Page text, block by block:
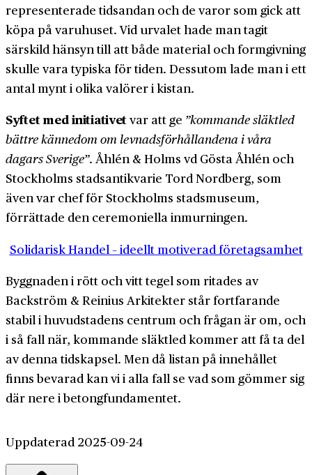
representerade tidsandan och de varor som gick att
köpa på varuhuset. Vid urvalet hade man tagit
särskild hänsyn till att både material och formgivning
skulle vara typiska för tiden. Dessutom lade man i ett
antal mynt i olika valörer i kistan.
Syftet med initiativetvar att ge ”kommande släktled
bättre kännedom om levnadsförhållandena i våra
dagars Sverige”. Åhlén & Holms vd Gösta Åhlén och
Stockholms stadsantikvarie Tord Nordberg, som
även var chef för Stockholms stadsmuseum,
förrättade den ceremoniella inmurningen.
Solidarisk Handel – ideellt motiverad företagsamhet
Byggnaden i rött och vitt tegel som ritades av
Backström & Reinius Arkitekter står fortfarande
stabil i huvudstadens centrum och frågan är om, och
i så fall när, kommande släktled kommer att få ta del
av denna tidskapsel. Men då listan på innehållet
finns bevarad kan vi i alla fall se vad som gömmer sig
där nere i betongfundamentet.
Uppdaterad 2025-09-24